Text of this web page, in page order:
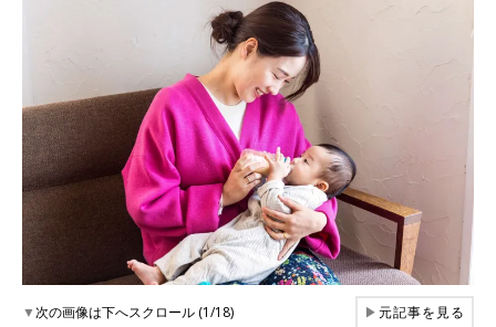
▼次の画像は下へスクロール (1/18) ▶元記事を見る